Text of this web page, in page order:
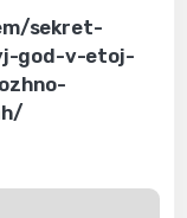
sekret-
god-v-etoj-